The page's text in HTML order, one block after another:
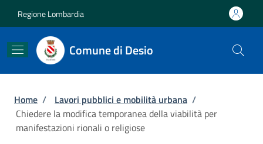
Regione Lombardia
Comune di Desio
Briciole di pane
Home / Lavori pubblici e mobilità urbana /
Chiedere la modifica temporanea della viabilità per
manifestazioni rionali o religiose